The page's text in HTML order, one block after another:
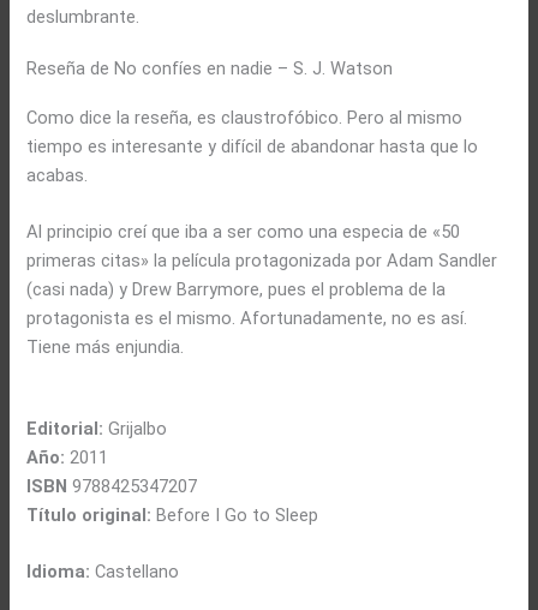
deslumbrante.
Reseña de No confíes en nadie – S. J. Watson
Como dice la reseña, es claustrofóbico. Pero al mismo
tiempo es interesante y difícil de abandonar hasta que lo
acabas.
Al principio creí que iba a ser como una especia de «50
primeras citas» la película protagonizada por Adam Sandler
(casi nada) y Drew Barrymore, pues el problema de la
protagonista es el mismo. Afortunadamente, no es así.
Tiene más enjundia.
Editorial: Grijalbo
Año: 2011
ISBN 9788425347207
Título original: Before I Go to Sleep
Idioma: Castellano